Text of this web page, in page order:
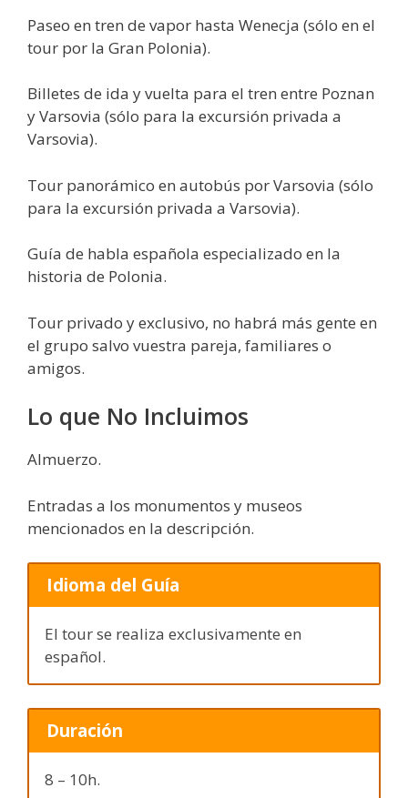
Paseo en tren de vapor hasta Wenecja (sólo en el
tour por la Gran Polonia).
Billetes de ida y vuelta para el tren entre Poznan
y Varsovia (sólo para la excursión privada a
Varsovia).
Tour panorámico en autobús por Varsovia (sólo
para la excursión privada a Varsovia).
Guía de habla española especializado en la
historia de Polonia.
Tour privado y exclusivo, no habrá más gente en
el grupo salvo vuestra pareja, familiares o
amigos.
Lo que No Incluimos
Almuerzo.
Entradas a los monumentos y museos
mencionados en la descripción.
Idioma del Guía
El tour se realiza exclusivamente en
español.
Duración
8 – 10h.